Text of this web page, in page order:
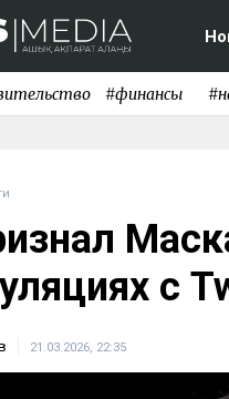
#финансы
с
21.03.2026, 22:35